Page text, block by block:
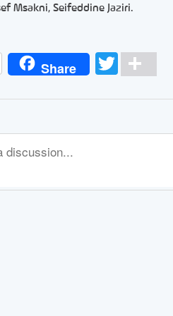
Msakni, Seifeddine Jaziri.
Share Twitter